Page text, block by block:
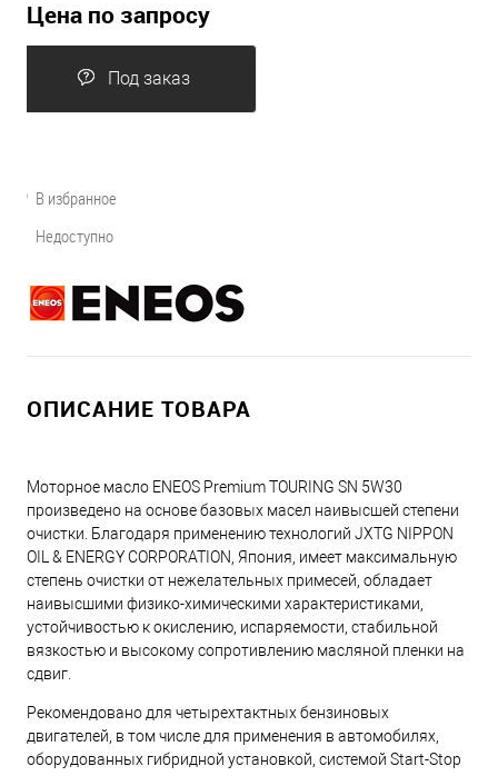
Цена по запросу
Под заказ
В избранное
Недоступно
ОПИСАНИЕ ТОВАРА
Моторное масло ENEOS Premium TOURING SN 5W30
произведено на основе базовых масел наивысшей степени
очистки. Благодаря применению технологий JXTG NIPPON
OIL & ENERGY CORPORATION, Япония, имеет максимальную
степень очистки от нежелательных примесей, обладает
наивысшими физико-химическими характеристиками,
устойчивостью к окислению, испаряемости, стабильной
вязкостью и высокому сопротивлению масляной пленки на
сдвиг.
Рекомендовано для четырехтактных бензиновых
двигателей, в том числе для применения в автомобилях,
оборудованных гибридной установкой, системой Start-Stop